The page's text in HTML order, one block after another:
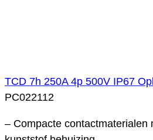
TCD 7h 250A 4p 500V IP67
PC022112
– Compacte contactmaterialen